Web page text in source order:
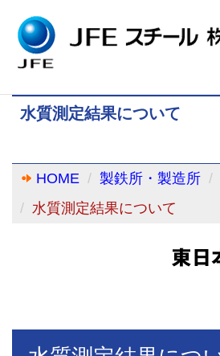
水質測定結果について
HOME 製鉄所・製造所
水質測定結果について